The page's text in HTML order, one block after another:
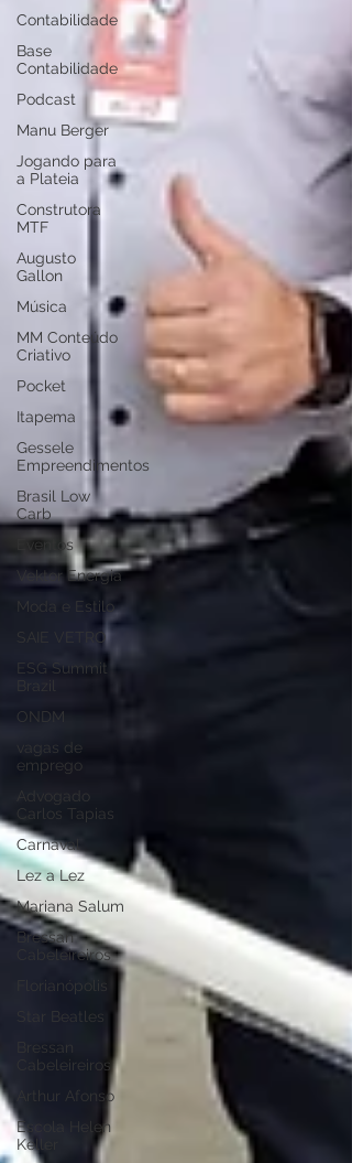
Contabilidade
Base
Contabilidade
Podcast
Manu Berger
Jogando para
a Plateia
Construtora
MTF
Augusto
Gallon
Música
MM Conteúdo
Criativo
Pocket
Itapema
Gessele
Empreendimentos
Brasil Low
Carb
Eventos
Vektor Energia
Moda e Estilo
SAIE VETRO
ESG Summit
ONDM
vagas de
emprego
Advogado
Carlos Tapias
Carnaval
Lez a Lez
Mariana Salum
Bressan
Cabeleireiros
Florianópolis
Star Beatles
Bressan
Cabeleireiros
Arthur Afonso
Escola Helen
Keller